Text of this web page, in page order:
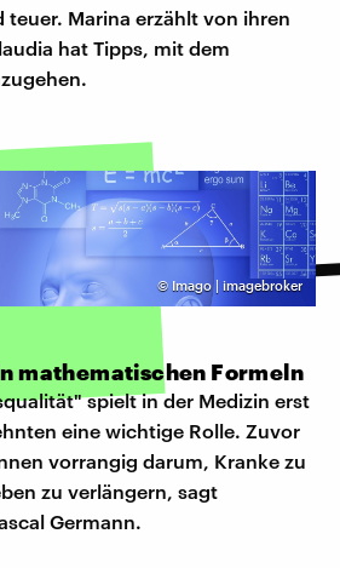
teuer. Marina erzählt von ihren
hat Tipps, mit dem
© Imago | imagebroker
mathematischen Formeln
spielt in der Medizin erst
eine wichtige Rolle. Zuvor
vorrangig darum, Kranke zu
zu verlängern, sagt
Germann.